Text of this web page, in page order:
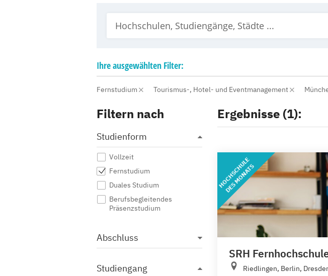
Ihreausgewählten Filter:
Fernstudium Tourismus-, Hotel- und Eventmanagement
Filtern nach
Studienform
Vollzeit
Fernstudium
Duales Studium
Berufsbegleitendes
Präsenzstudium
Abschluss
Studiengang
Ergebnisse (1):
HOCHSCHULE
DES MONATS
SRH
Riedlingen, Berlin,